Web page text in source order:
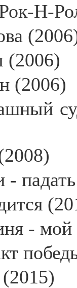
Н-
(2006)
(2006)
-